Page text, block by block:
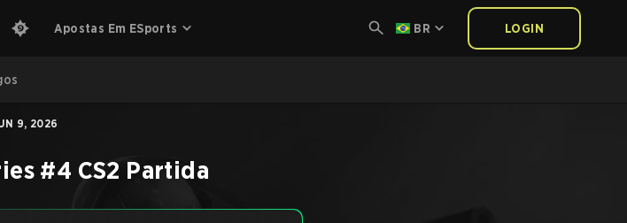
Apostas Em ESports BR LOGIN
9, 2026
#4 CS2 Partida